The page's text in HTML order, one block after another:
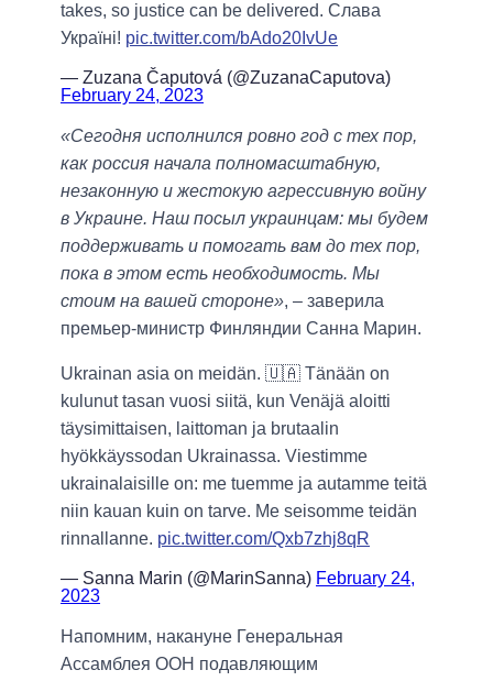
takes, so justice can be delivered. Слава
Україні! pic.twitter.com/bAdo20IvUe
— Zuzana Čaputová (@ZuzanaCaputova)
February 24, 2023
«Сегодня исполнился ровно год с тех пор,
как россия начала полномасштабную,
незаконную и жестокую агрессивную войну
в Украине. Наш посыл украинцам: мы будем
поддерживать и помогать вам до тех пор,
пока в этом есть необходимость. Мы
стоим на вашей стороне», – заверила
премьер-министр Финляндии Санна Марин.
Ukrainan asia on meidän. 🇺🇦 Tänään on
kulunut tasan vuosi siitä, kun Venäjä aloitti
täysimittaisen, laittoman ja brutaalin
hyökkäyssodan Ukrainassa. Viestimme
ukrainalaisille on: me tuemme ja autamme teitä
niin kauan kuin on tarve. Me seisomme teidän
rinnallanne. pic.twitter.com/Qxb7zhj8qR
— Sanna Marin (@MarinSanna) February 24,
2023
Напомним, накануне Генеральная
Ассамблея ООН подавляющим